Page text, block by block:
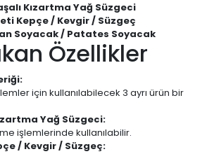
Kızartma Yağ Süzgeci
Kepçe / Kevgir / Süzgeç
Soyacak / Patates Soyacak
Özellikler
için kullanılabilecek 3 ayrı ürün bir
Yağ Süzgeci:
işlemlerinde kullanılabilir.
/ Kevgir / Süzgeç: